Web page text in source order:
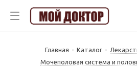
Главная - Каталог -
Mочеполовая система и